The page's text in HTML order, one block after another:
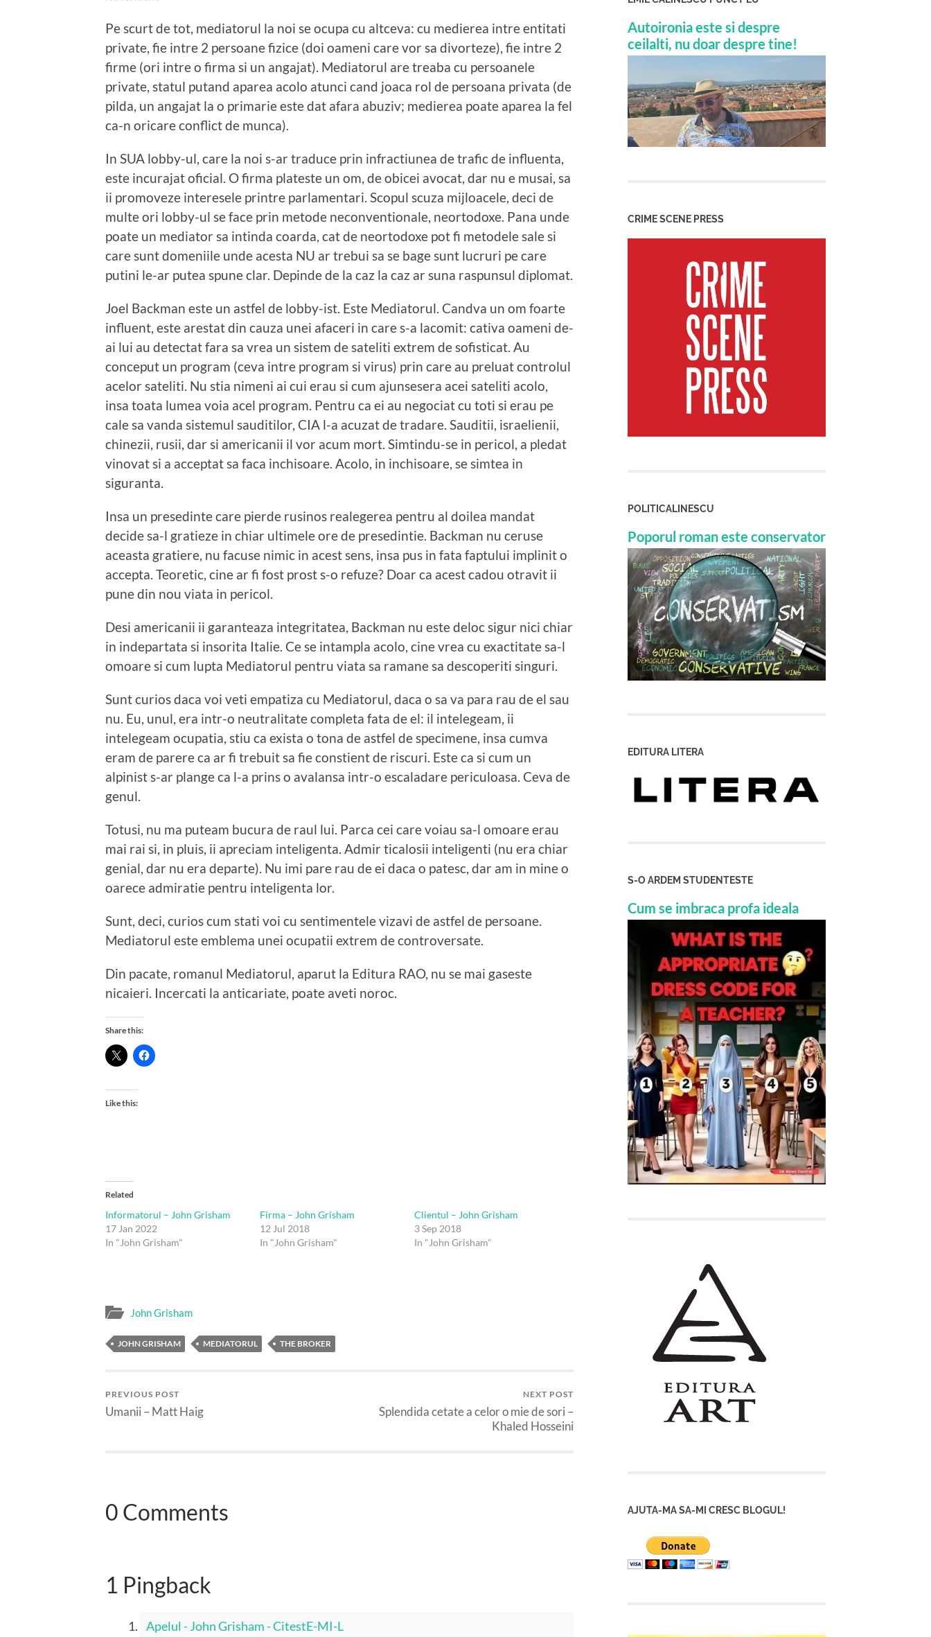
Pe scurt de tot, mediatorul la noi se ocupa cu altceva: cu medierea intre entitati
private, fie intre 2 persoane fizice (doi oameni care vor sa divorteze), fie intre 2
firme (ori intre o firma si un angajat). Mediatorul are treaba cu persoanele
private, statul putand aparea acolo atunci cand joaca rol de persoana privata (de
pilda, un angajat la o primarie este dat afara abuziv; medierea poate aparea la fel
ca-n oricare conflict de munca).
In SUA lobby-ul, care la noi s-ar traduce prin infractiunea de trafic de influenta,
este incurajat oficial. O firma plateste un om, de obicei avocat, dar nu e musai, sa
ii promoveze interesele printre parlamentari. Scopul scuza mijloacele, deci de
multe ori lobby-ul se face prin metode neconventionale, neortodoxe. Pana unde
poate un mediator sa intinda coarda, cat de neortodoxe pot fi metodele sale si
care sunt domeniile unde acesta NU ar trebui sa se bage sunt lucruri pe care
putini le-ar putea spune clar. Depinde de la caz la caz ar suna raspunsul diplomat.
Joel Backman este un astfel de lobby-ist. Este Mediatorul. Candva un om foarte
influent, este arestat din cauza unei afaceri in care s-a lacomit: cativa oameni de-
ai lui au detectat fara sa vrea un sistem de sateliti extrem de sofisticat. Au
conceput un program (ceva intre program si virus) prin care au preluat controlul
acelor sateliti. Nu stia nimeni ai cui erau si cum ajunsesera acei sateliti acolo,
insa toata lumea voia acel program. Pentru ca ei au negociat cu toti si erau pe
cale sa vanda sistemul sauditilor, CIA l-a acuzat de tradare. Sauditii, israelienii,
chinezii, rusii, dar si americanii il vor acum mort. Simtindu-se in pericol, a pledat
vinovat si a acceptat sa faca inchisoare. Acolo, in inchisoare, se simtea in
siguranta.
Insa un presedinte care pierde rusinos realegerea pentru al doilea mandat
decide sa-l gratieze in chiar ultimele ore de presedintie. Backman nu ceruse
aceasta gratiere, nu facuse nimic in acest sens, insa pus in fata faptului implinit o
accepta. Teoretic, cine ar fi fost prost s-o refuze? Doar ca acest cadou otravit ii
pune din nou viata in pericol.
Desi americanii ii garanteaza integritatea, Backman nu este deloc sigur nici chiar
in indepartata si insorita Italie. Ce se intampla acolo, cine vrea cu exactitate sa-l
omoare si cum lupta Mediatorul pentru viata sa ramane sa descoperiti singuri.
Sunt curios daca voi veti empatiza cu Mediatorul, daca o sa va para rau de el sau
nu. Eu, unul, era intr-o neutralitate completa fata de el: il intelegeam, ii
intelegeam ocupatia, stiu ca exista o tona de astfel de specimene, insa cumva
eram de parere ca ar fi trebuit sa fie constient de riscuri. Este ca si cum un
alpinist s-ar plange ca l-a prins o avalansa intr-o escaladare periculoasa. Ceva de
genul.
Totusi, nu ma puteam bucura de raul lui. Parca cei care voiau sa-l omoare erau
mai rai si, in pluis, ii apreciam inteligenta. Admir ticalosii inteligenti (nu era chiar
genial, dar nu era departe). Nu imi pare rau de ei daca o patesc, dar am in mine o
oarece admiratie pentru inteligenta lor.
Sunt, deci, curios cum stati voi cu sentimentele vizavi de astfel de persoane.
Mediatorul este emblema unei ocupatii extrem de controversate.
Din pacate, romanul Mediatorul, aparut la Editura RAO, nu se mai gaseste
nicaieri. Incercati la anticariate, poate aveti noroc.
Share this:
Like this:
Related
Informatorul – John Grisham
17 Jan 2022
In "John Grisham"
Firma – John Grisham
12 Jul 2018
In "John Grisham"
Clientul – John Grisham
3 Sep 2018
In "John Grisham"
John Grisham
JOHN GRISHAM MEDIATORUL THE BROKER
PREVIOUS POST
Umanii – Matt Haig
NEXT POST
Splendida cetate a celor o mie de sori –
Khaled Hosseini
0 Comments
1 Pingback
Apelul - John Grisham - CitestE-MI-L
Autoironia este si despre
ceilalti, nu doar despre tine!
CRIME SCENE PRESS
POLITICALINESCU
Poporul roman este conservator
EDITURA LITERA
S-O ARDEM STUDENTESTE
Cum se imbraca profa ideala
AJUTA-MA SA-MI CRESC BLOGUL!